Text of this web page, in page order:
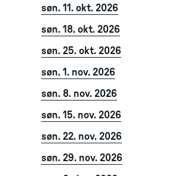
søn. 11. okt. 2026
søn. 18. okt. 2026
søn. 25. okt. 2026
søn. 1. nov. 2026
søn. 8. nov. 2026
søn. 15. nov. 2026
søn. 22. nov. 2026
søn. 29. nov. 2026